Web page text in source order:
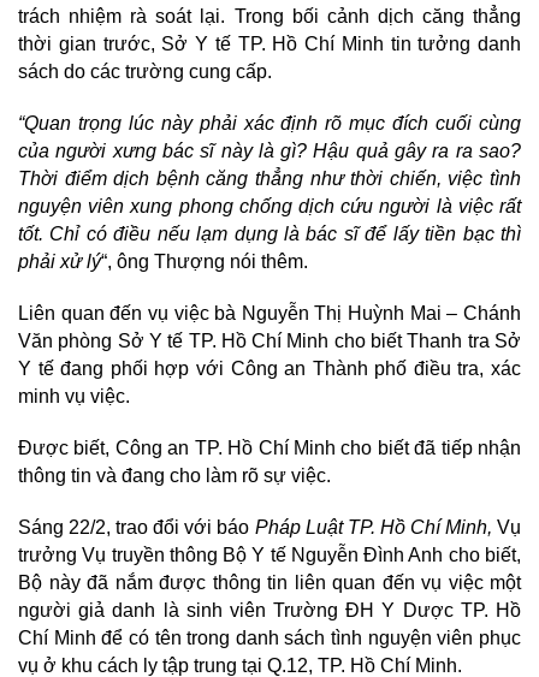
trách nhiệm rà soát lại. Trong bối cảnh dịch căng thẳng
thời gian trước, Sở Y tế TP. Hồ Chí Minh tin tưởng danh
sách do các trường cung cấp.
“Quan trọng lúc này phải xác định rõ mục đích cuối cùng
của người xưng bác sĩ này là gì? Hậu quả gây ra ra sao?
Thời điểm dịch bệnh căng thẳng như thời chiến, việc tình
nguyện viên xung phong chống dịch cứu người là việc rất
tốt. Chỉ có điều nếu lạm dụng là bác sĩ để lấy tiền bạc thì
phải xử lý“, ông Thượng nói thêm.
Liên quan đến vụ việc bà Nguyễn Thị Huỳnh Mai – Chánh
Văn phòng Sở Y tế TP. Hồ Chí Minh cho biết Thanh tra Sở
Y tế đang phối hợp với Công an Thành phố điều tra, xác
minh vụ việc.
Được biết, Công an TP. Hồ Chí Minh cho biết đã tiếp nhận
thông tin và đang cho làm rõ sự việc.
Sáng 22/2, trao đổi với báo Pháp Luật TP. Hồ Chí Minh, Vụ
trưởng Vụ truyền thông Bộ Y tế Nguyễn Đình Anh cho biết,
Bộ này đã nắm được thông tin liên quan đến vụ việc một
người giả danh là sinh viên Trường ĐH Y Dược TP. Hồ
Chí Minh để có tên trong danh sách tình nguyện viên phục
vụ ở khu cách ly tập trung tại Q.12, TP. Hồ Chí Minh.